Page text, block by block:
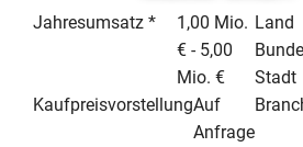
Jahresumsatz *
1,00 Mio.
€ - 5,00
Mio. €
KaufpreisvorstellungAuf
Anfrage
Land
Stadt